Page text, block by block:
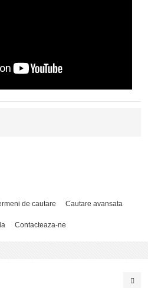
de cautare Cautare avansata
Contacteaza-ne